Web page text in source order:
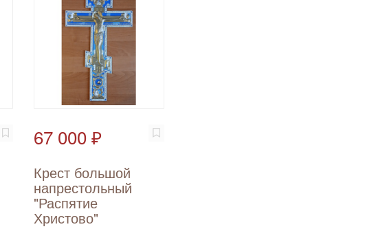
67 000 ₽
Крест большой
напрестольный
"Распятие
Христово"